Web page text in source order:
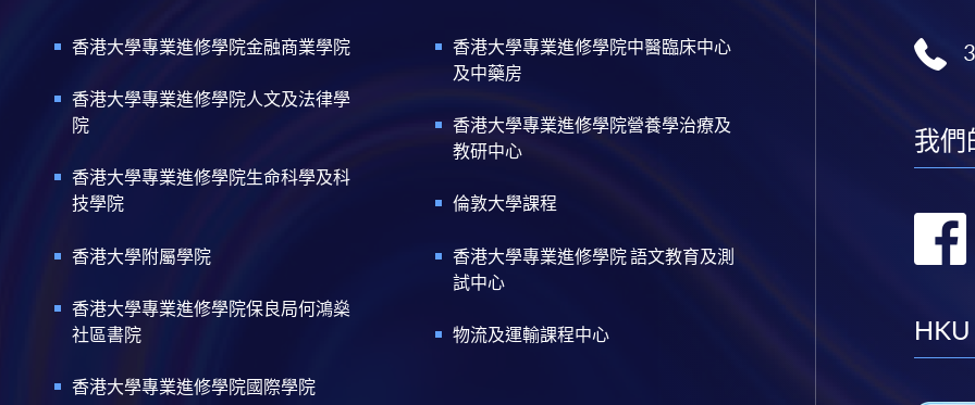
香港大學專業進修學院金融商業學院
香港大學專業進修學院人文及法律學
院
香港大學專業進修學院生命科學及科
技學院
香港大學附屬學院
香港大學專業進修學院保良局何鴻燊
社區書院
香港大學專業進修學院國際學院
香港大學專業進修學院中醫臨床中心
及中藥房
香港大學專業進修學院營養學治療及
教研中心
倫敦大學課程
香港大學專業進修學院 語文教育及測
試中心
物流及運輸課程中心
我們
HKU